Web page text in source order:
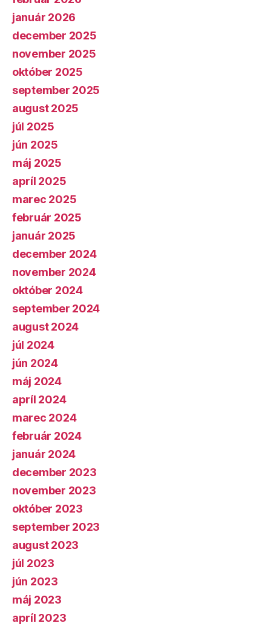
január 2026
december 2025
november 2025
október 2025
september 2025
august 2025
júl 2025
jún 2025
máj 2025
apríl 2025
marec 2025
február 2025
január 2025
december 2024
november 2024
október 2024
september 2024
august 2024
júl 2024
jún 2024
máj 2024
apríl 2024
marec 2024
február 2024
január 2024
december 2023
november 2023
október 2023
september 2023
august 2023
júl 2023
jún 2023
máj 2023
apríl 2023